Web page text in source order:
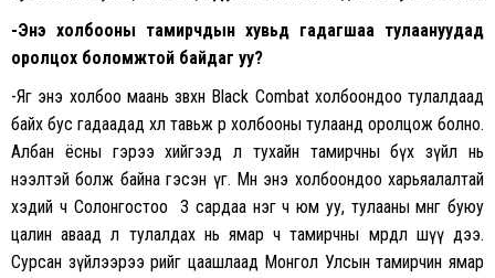
-Энэ холбооны тамирчдын хувьд гадагшаа тулаануудад
оролцох боломжтой байдаг уу?
-Яг энэ холбоо маань зөвхөн Black Combat холбоондоо тулалдаад
байх бус гадаадад хөл тавьж өөр холбооны тулаанд оролцож болно.
Албан ёсны гэрээ хийгээд л тухайн тамирчны бүх зүйл нь
нээлтэй болж байна гэсэн үг. Мөн энэ холбоондоо харьяалалтай
хэдий ч Солонгостоо 3 сардаа нэг ч юм уу, тулааны мөнгө буюу
цалин аваад л тулалдах нь ямар ч тамирчны мөрөөдөл шүү дээ.
Сурсан зүйлээрээ өөрийгөө цаашлаад Монгол Улсын тамирчин ямар